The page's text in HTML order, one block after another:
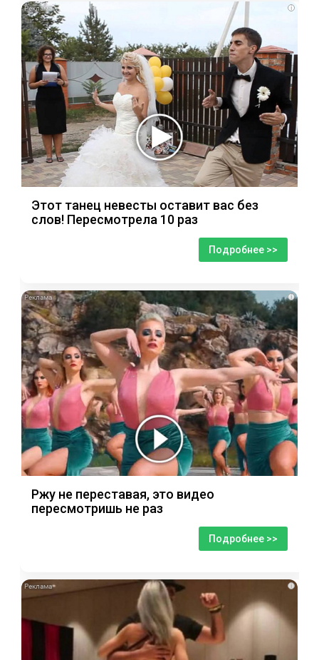
i
Этот танец невесты оставит вас без
слов! Пересмотрела 10 раз
Подробнее >>
i
Ржу не переставая, это видео
пересмотришь не раз
Подробнее >>
i